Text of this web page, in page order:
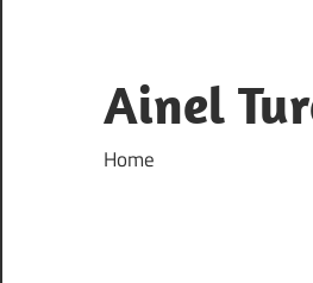
content
Ainel
Home